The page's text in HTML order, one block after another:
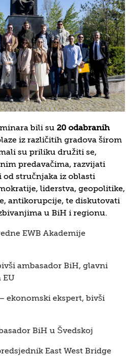
bili su 20 odabranih
iz različitih gradova širom
su priliku družiti se,
predavačima, razvijati
stručnjaka iz oblasti
liderstva, geopolitike,
antikorupcije, te diskutovati
u BiH i regionu.
EWB Akademije
ambasador BiH, glavni
EU
– ekonomski ekspert, bivši
BiH u Švedskoj
East West Bridge